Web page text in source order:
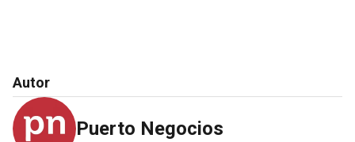
Autor
Puerto Negocios